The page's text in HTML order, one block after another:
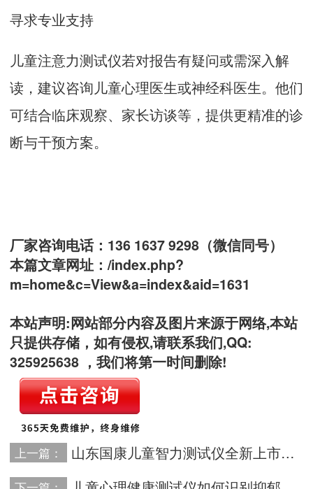
寻求专业支持
儿童注意力测试仪若对报告有疑问或需深入解
读，建议咨询儿童心理医生或神经科医生。他们
可结合临床观察、家长访谈等，提供更精准的诊
断与干预方案。
厂家咨询电话：136 1637 9298（微信同号）
本篇文章网址： /index.php?
m=home&c=View&a=index&aid=1631
本站声明:网站部分内容及图片来源于网络,本站
只提供存储，如有侵权,请联系我们,QQ:
325925638 ，我们将第一时间删除!
上一篇： 山东国康儿童智力测试仪全新上市告别传统问卷，体验互动式测评